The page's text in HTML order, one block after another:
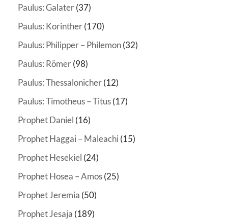
Paulus: Galater(37)
Paulus: Korinther(170)
Paulus: Philipper – Philemon(32)
Paulus: Römer(98)
Paulus: Thessalonicher(12)
Paulus: Timotheus – Titus(17)
Prophet Daniel (16)
Prophet Haggai – Maleachi (15)
Prophet Hesekiel (24)
Prophet Hosea – Amos(25)
Prophet Jeremia (50)
Prophet Jesaja (189)